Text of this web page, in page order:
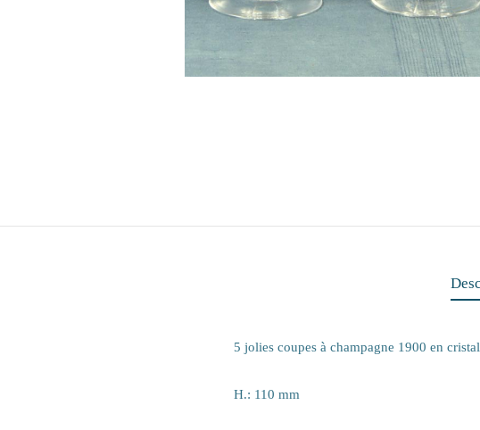
5 jolies coupes à champagne 1900 en
H.: 110 mm